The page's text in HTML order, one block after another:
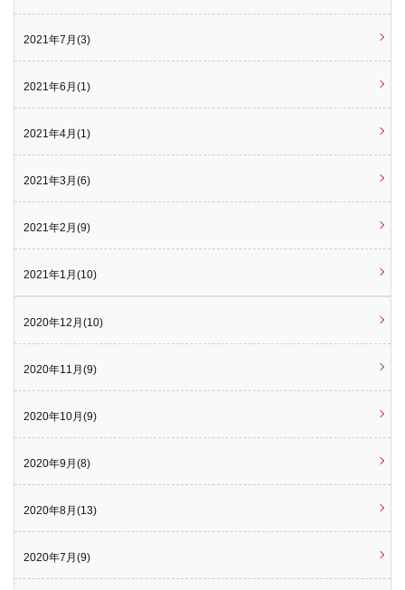
2021年7月(3)
2021年6月(1)
2021年4月(1)
2021年3月(6)
2021年2月(9)
2021年1月(10)
2020年12月(10)
2020年11月(9)
2020年10月(9)
2020年9月(8)
2020年8月(13)
2020年7月(9)